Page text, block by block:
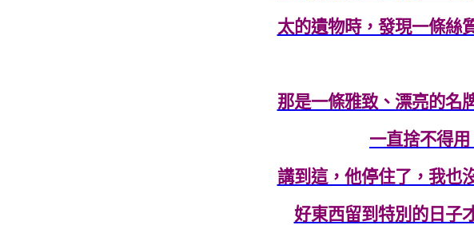
太的遺物時，發現一條絲
那是一條雅致、漂亮的名
一直捨不得
講到這，他停住了，我也
好東西留到特別的日子